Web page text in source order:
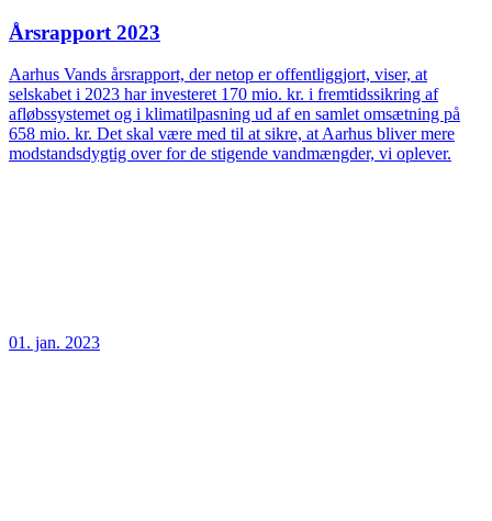
Årsrapport 2023
Aarhus Vands årsrapport, der netop er offentliggjort, viser, at
selskabet i 2023 har investeret 170 mio. kr. i fremtidssikring af
afløbssystemet og i klimatilpasning ud af en samlet omsætning på
658 mio. kr. Det skal være med til at sikre, at Aarhus bliver mere
modstandsdygtig over for de stigende vandmængder, vi oplever.
01. jan. 2023